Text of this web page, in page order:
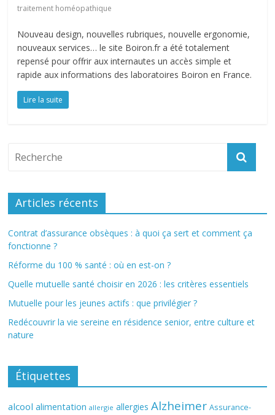
traitement homéopathique
Nouveau design, nouvelles rubriques, nouvelle ergonomie,
nouveaux services… le site Boiron.fr a été totalement
repensé pour offrir aux internautes un accès simple et
rapide aux informations des laboratoires Boiron en France.
Lire la suite
Articles récents
Contrat d’assurance obsèques : à quoi ça sert et comment ça
fonctionne ?
Réforme du 100 % santé : où en est-on ?
Quelle mutuelle santé choisir en 2026 : les critères essentiels
Mutuelle pour les jeunes actifs : que privilégier ?
Redécouvrir la vie sereine en résidence senior, entre culture et
nature
Étiquettes
alcool alimentation allergie allergies Alzheimer Assurance-